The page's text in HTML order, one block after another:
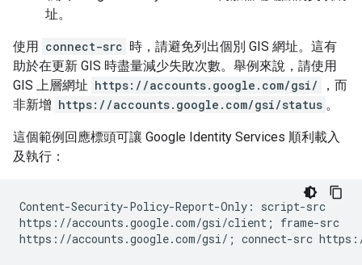
址。
使用 connect-src 時，請避免列出個別 GIS 網址。這有
助於在更新 GIS 時盡量減少失敗次數。舉例來說，請使用
GIS 上層網址 https://accounts.google.com/gsi/
，而
非新增 https://accounts.google.com/gsi/status 。
這個範例回應標頭可讓 Google Identity Services 順利載入
及執行：
Content-Security-Policy-Report-Only: script-src
https://accounts.google.com/gsi/client; frame-src